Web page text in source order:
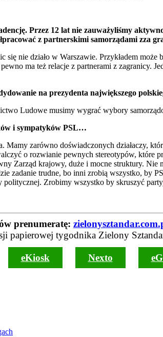
Przez 12 lat nie zauważyliśmy
z partnerskimi samorządami zza
nie działo w Warszawie. Przykładem
ma też relacje z partnerami z zagranicy.
na prezydenta największego
Ludowe musimy wygrać wybory
i sympatyków PSL…
zarówno doświadczonych działaczy,
o rozwianie pewnych stereotypów, które
Zarząd krajowy, duże i mocne struktury.
zadanie trudne, bo inni zrobią wszystko, by
Zrobimy wszystko by skruszyć
prenumeratę:
papierowej tygodnika Zielony
eKiosk Nexto